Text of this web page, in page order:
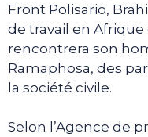
Front Polisario,
de travail en
rencontrera son
Ramaphosa, des
la société civile.
Selon l’Agence de